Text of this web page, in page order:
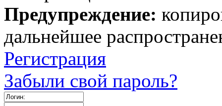
Предупреждение:
дальнейшее
Регистрация
Забыли свой пароль?